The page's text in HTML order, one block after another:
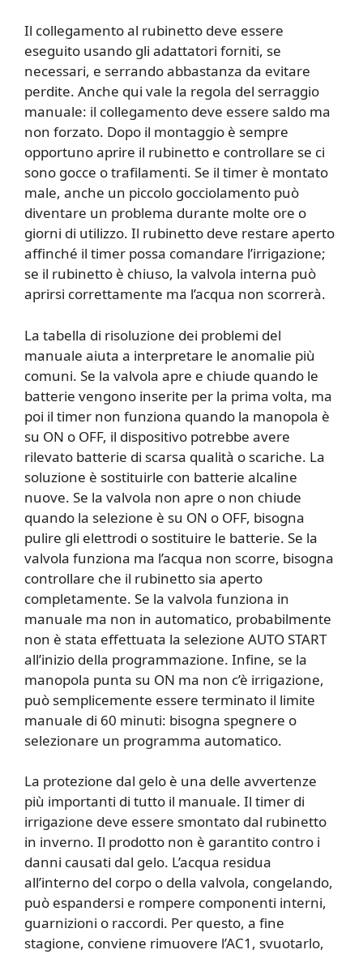
Il collegamento al rubinetto deve essere
eseguito usando gli adattatori forniti, se
necessari, e serrando abbastanza da evitare
perdite. Anche qui vale la regola del serraggio
manuale: il collegamento deve essere saldo ma
non forzato. Dopo il montaggio è sempre
opportuno aprire il rubinetto e controllare se ci
sono gocce o trafilamenti. Se il timer è montato
male, anche un piccolo gocciolamento può
diventare un problema durante molte ore o
giorni di utilizzo. Il rubinetto deve restare aperto
affinché il timer possa comandare l’irrigazione;
se il rubinetto è chiuso, la valvola interna può
aprirsi correttamente ma l’acqua non scorrerà.
La tabella di risoluzione dei problemi del
manuale aiuta a interpretare le anomalie più
comuni. Se la valvola apre e chiude quando le
batterie vengono inserite per la prima volta, ma
poi il timer non funziona quando la manopola è
su ON o OFF, il dispositivo potrebbe avere
rilevato batterie di scarsa qualità o scariche. La
soluzione è sostituirle con batterie alcaline
nuove. Se la valvola non apre o non chiude
quando la selezione è su ON o OFF, bisogna
pulire gli elettrodi o sostituire le batterie. Se la
valvola funziona ma l’acqua non scorre, bisogna
controllare che il rubinetto sia aperto
completamente. Se la valvola funziona in
manuale ma non in automatico, probabilmente
non è stata effettuata la selezione AUTO START
all’inizio della programmazione. Infine, se la
manopola punta su ON ma non c’è irrigazione,
può semplicemente essere terminato il limite
manuale di 60 minuti: bisogna spegnere o
selezionare un programma automatico.
La protezione dal gelo è una delle avvertenze
più importanti di tutto il manuale. Il timer di
irrigazione deve essere smontato dal rubinetto
in inverno. Il prodotto non è garantito contro i
danni causati dal gelo. L’acqua residua
all’interno del corpo o della valvola, congelando,
può espandersi e rompere componenti interni,
guarnizioni o raccordi. Per questo, a fine
stagione, conviene rimuovere l’AC1, svuotarlo,